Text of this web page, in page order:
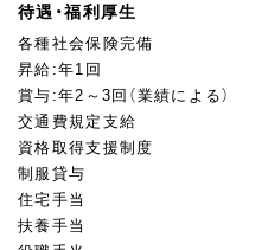
待遇・福利厚生
各種社会保険完備
昇給:年1回
賞与:年2～3回（業績による）
交通費規定支給
資格取得支援制度
制服貸与
住宅手当
扶養手当